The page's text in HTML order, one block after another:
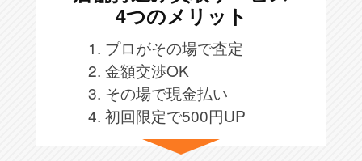
4つのメリット
1. プロがその場で査定
2. 金額交渉OK
3. その場で現金払い
4. 初回限定で500円UP